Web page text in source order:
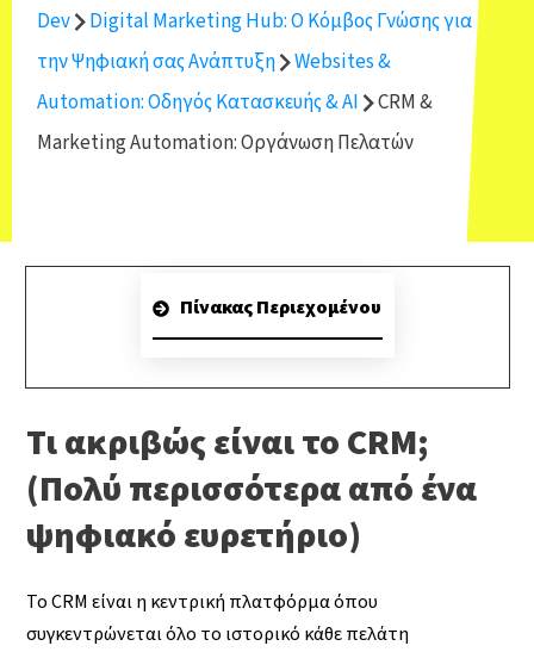
Dev
Digital Marketing Hub: Ο Κόμβος Γνώσης για
την Ψηφιακή σας Ανάπτυξη
Websites &
Automation: Οδηγός Κατασκευής & AI
CRM &
Marketing Automation: Οργάνωση Πελατών
Πίνακας Περιεχομένου
Τι ακριβώς είναι το CRM;
(Πολύ περισσότερα από ένα
ψηφιακό ευρετήριο)
Το CRM είναι η κεντρική πλατφόρμα όπου
συγκεντρώνεται όλο το ιστορικό κάθε πελάτη